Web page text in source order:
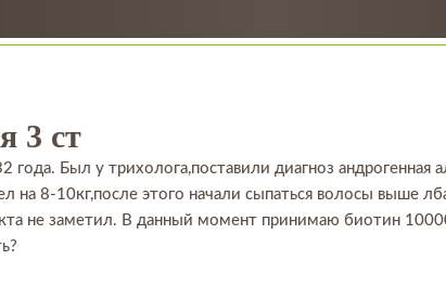
3 ст
года. Был у трихолога,поставили диагноз
на 8-10кг,после этого начали сыпаться волосы выше
не заметил. В данный момент принимаю биотин